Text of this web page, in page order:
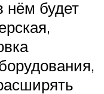
нём будет